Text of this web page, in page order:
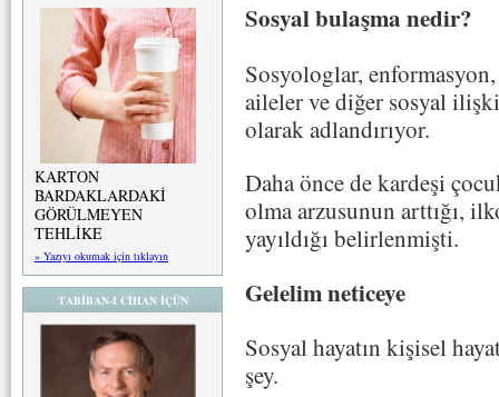
KARTON
BARDAKLARDAKİ
GÖRÜLMEYEN
TEHLİKE
» Yazıyı okumak için tıklayın
TABİBAN-I CİHAN İÇÜN
Sosyal bulaşma nedir?
Sosyologlar,
aileler ve diğer sosyal
olarak adlandırıyor.
Daha önce de kardeşi
olma arzusunun arttığı,
yayıldığı belirlenmişti.
Gelelim neticeye
Sosyal hayatın kişisel
şey.